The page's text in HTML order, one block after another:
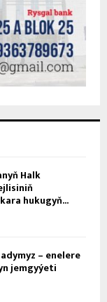
Halk
hukugyň...
– enelere
jemgyýeti